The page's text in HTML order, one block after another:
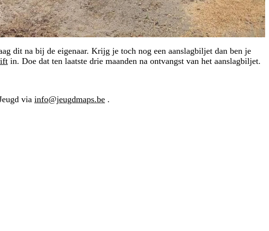
dit na bij de eigenaar. Krijg je toch nog een aanslagbiljet dan ben je
in. Doe dat ten laatste drie maanden na ontvangst van het aanslagbiljet.
via info@jeugdmaps.be .